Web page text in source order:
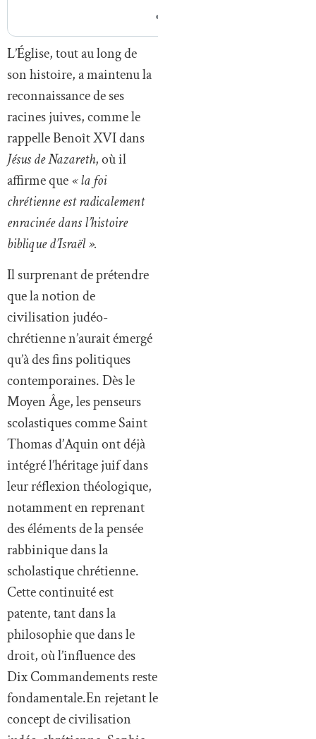
L’Église, tout au long de
son histoire, a maintenu la
reconnaissance de ses
racines juives, comme le
rappelle Benoît XVI dans
Jésus de Nazareth, où il
affirme que« la foi
chrétienne est radicalement
enracinée dans l’histoire
biblique d’Israël ».
Il surprenant de prétendre
que la notion de
civilisation judéo-
chrétienne n’aurait émergé
qu’à des fins politiques
contemporaines. Dès le
Moyen Âge, les penseurs
scolastiques comme Saint
Thomas d’Aquin ont déjà
intégré l’héritage juif dans
leur réflexion théologique,
notamment en reprenant
des éléments de la pensée
rabbinique dans la
scholastique chrétienne.
Cette continuité est
patente, tant dans la
philosophie que dans le
droit, où l’influence des
Dix Commandements reste
fondamentale.En rejetant le
concept de civilisation